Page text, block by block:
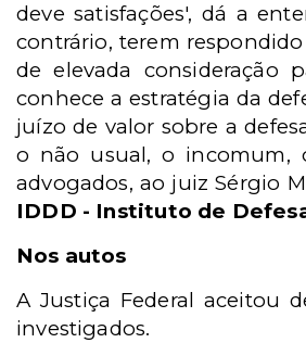
deve satisfações', dá a
contrário, terem
de elevada consideração
conhece a estratégia da
juízo de valor sobre a
o não usual, o incomum,
advogados, ao juiz Sérgio
IDDD - Instituto de
Nos autos
A Justiça Federal aceitou
investigados.